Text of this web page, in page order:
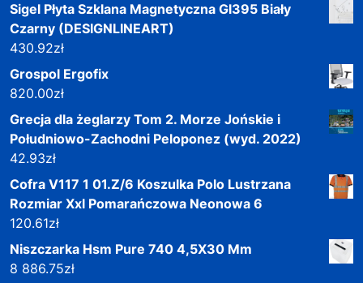
Sigel Płyta Szklana Magnetyczna Gl395 Biały
Czarny (DESIGNLINEART)
430.92zł
Grospol Ergofix
820.00zł
Grecja dla żeglarzy Tom 2. Morze Jońskie i
Południowo-Zachodni Peloponez (wyd. 2022)
42.93zł
Cofra V117 1 01.Z/6 Koszulka Polo Lustrzana
Rozmiar Xxl Pomarańczowa Neonowa 6
120.61zł
Niszczarka Hsm Pure 740 4,5X30 Mm
8 886.75zł